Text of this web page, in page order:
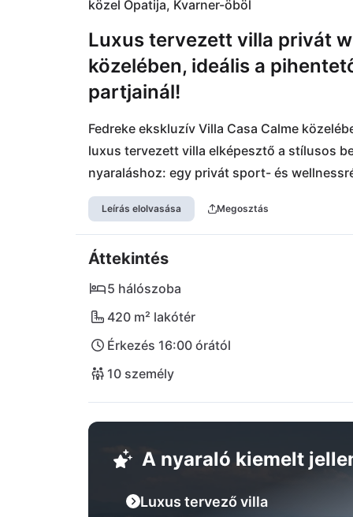
közel Opatija, Kvarner-öböl
Luxus tervezett villa privát
közelében, ideális a
partjainál!
Fedreke ekskluzív Villa Casa Calme
luxus tervezett villa elképesztő a stílusos
nyaraláshoz: egy privát sport- és
Csak néhány perc alatt elérheti a Galeb
kedvelők számára az lenyűgöző Učka
élénk Rijeka városa és a festői opatija
számára, aki a kényelmet kalanddal akarja
álomnyaralását a Villa Casa Calme-ban.
Leírás elolvasása Megosztás
Áttekintés
5 hálószoba
420 m² lakótér
Érkezés 16:00 órától
10 személy
A nyaraló kiemelt
Luxus tervező villa